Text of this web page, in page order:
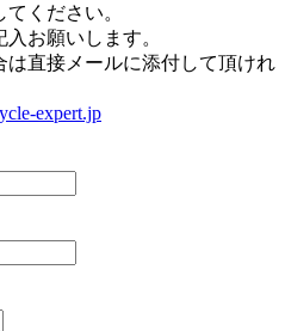
ください。
お願いします。
直接メールに添付して頂けれ
expert.jp